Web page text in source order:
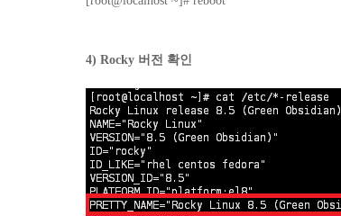
4) Rocky 버전 확인